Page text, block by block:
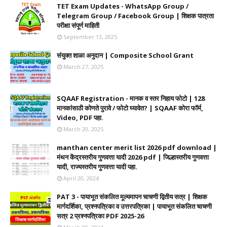
TET Exam Updates - WhatsApp Group /
Telegram Group / Facebook Group | शिक्षक पात्रता
परीक्षा संपूर्ण माहिती
September 13, 2025
संयुक्त शाळा अनुदान | Composite School Grant
March 27, 2025
SQAAF Registration - मानक व स्तर निहाय फोटो | 128
मानकांसाठी कोणते पुरावे / फोटो घ्यावेत? | SQAAF कोरा फॉर्म,
Video, PDF पहा.
March 20, 2025
manthan center merit list 2026 pdf download |
मंथन केंद्रस्तरीय गुणवत्ता यादी 2026 pdf | जिल्हास्तरीय गुणवत्ता
यादी, राज्यस्तरीय गुणवत्ता यादी पहा.
April 20, 2024
PAT 3 - पायाभूत संकलित मूल्यमापन चाचणी द्वितीय सत्र | शिक्षक
मार्गदर्शिका, प्रश्नपत्रिका व उत्तरपत्रिका | पायाभूत संकलित चाचणी
सत्र 2 प्रश्नपत्रिका PDF 2025-26